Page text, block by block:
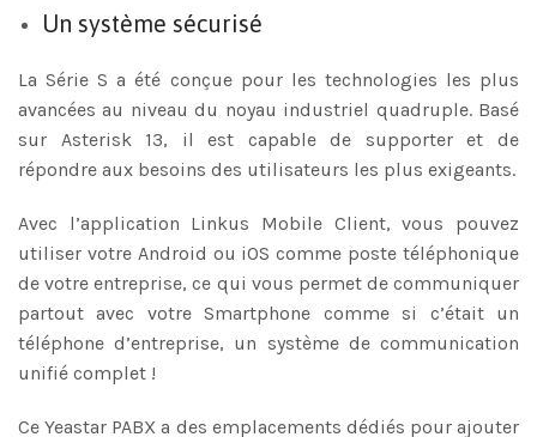
Un système sécurisé
La Série S a été conçue pour les technologies les plus
avancées au niveau du noyau industriel quadruple. Basé
sur Asterisk 13, il est capable de supporter et de
répondre aux besoins des utilisateurs les plus exigeants.
Avec l’application Linkus Mobile Client, vous pouvez
utiliser votre Android ou iOS comme poste téléphonique
de votre entreprise, ce qui vous permet de communiquer
partout avec votre Smartphone comme si c’était un
téléphone d’entreprise, un système de communication
unifié complet !
Ce Yeastar PABX a des emplacements dédiés pour ajouter